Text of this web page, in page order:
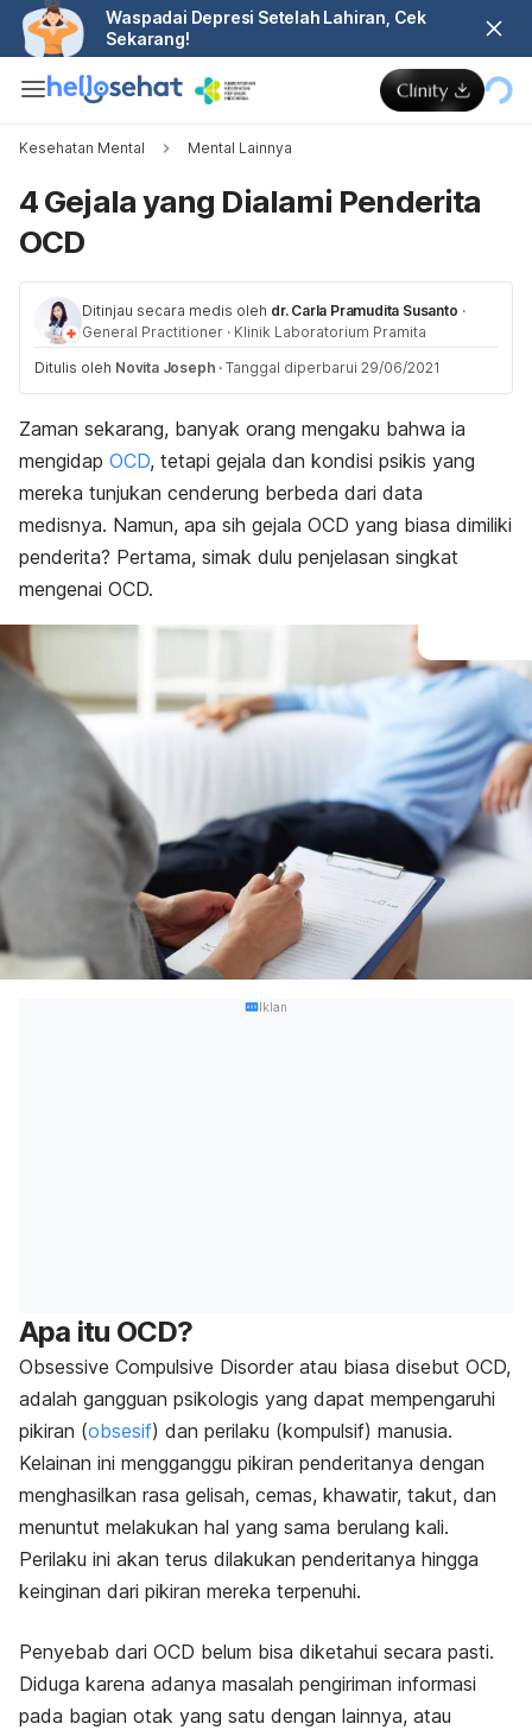
Waspadai Depresi Setelah Lahiran, Cek
Sekarang!
Kesehatan Mental Mental Lainnya
4 Gejala yang Dialami Penderita
OCD
Ditinjau secara medis oleh dr. Carla Pramudita Susanto ·
General Practitioner · Klinik Laboratorium Pramita
Ditulis oleh Novita Joseph · Tanggal diperbarui 29/06/2021
Zaman sekarang, banyak orang mengaku bahwa ia
mengidap OCD, tetapi gejala dan kondisi psikis yang
mereka tunjukan cenderung berbeda dari data
medisnya. Namun, apa sih gejala OCD yang biasa dimiliki
penderita? Pertama, simak dulu penjelasan singkat
mengenai OCD.
Iklan
Apa itu OCD?
Obsessive Compulsive Disorder atau biasa disebut OCD,
adalah gangguan psikologis yang dapat mempengaruhi
pikiran (obsesif) dan perilaku (kompulsif) manusia.
Kelainan ini mengganggu pikiran penderitanya dengan
menghasilkan rasa gelisah, cemas, khawatir, takut, dan
menuntut melakukan hal yang sama berulang kali.
Perilaku ini akan terus dilakukan penderitanya hingga
keinginan dari pikiran mereka terpenuhi.
Penyebab dari OCD belum bisa diketahui secara pasti.
Diduga karena adanya masalah pengiriman informasi
pada bagian otak yang satu dengan lainnya, atau